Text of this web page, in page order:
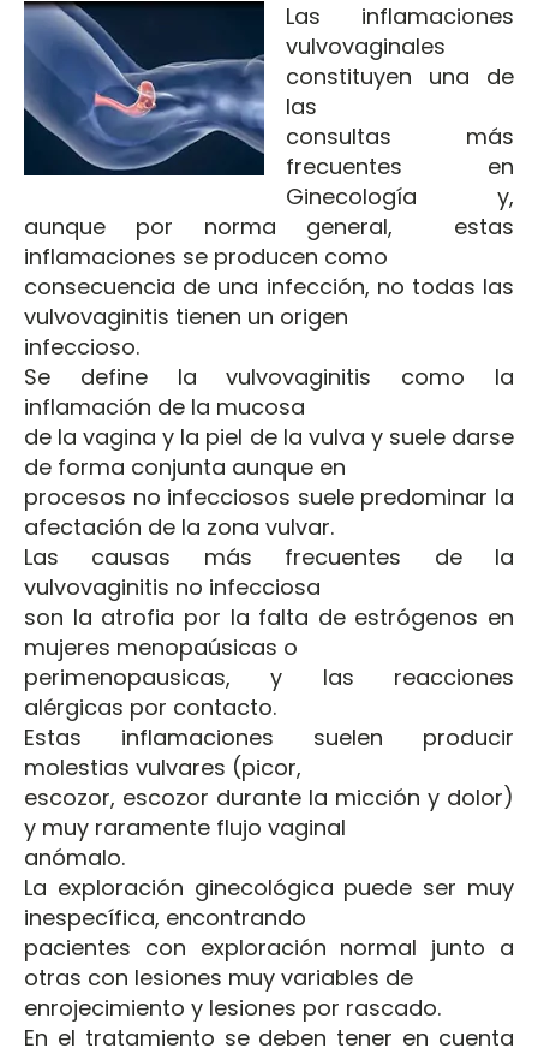
Las inflamaciones
vulvovaginales
constituyen una de
las
consultas más
frecuentes en
Ginecología y,
aunque por norma general, estas
inflamaciones se producen como
consecuencia de una infección, no todas las
vulvovaginitis tienen un origen
infeccioso.
Se define la vulvovaginitis como la
inflamación de la mucosa
de la vagina y la piel de la vulva y suele darse
de forma conjunta aunque en
procesos no infecciosos suele predominar la
afectación de la zona vulvar.
Las causas más frecuentes de la
vulvovaginitis no infecciosa
son la atrofia por la falta de estrógenos en
mujeres menopaúsicas o
perimenopausicas, y las reacciones
alérgicas por contacto.
Estas inflamaciones suelen producir
molestias vulvares (picor,
escozor, escozor durante la micción y dolor)
y muy raramente flujo vaginal
anómalo.
La exploración ginecológica puede ser muy
inespecífica, encontrando
pacientes con exploración normal junto a
otras con lesiones muy variables de
enrojecimiento y lesiones por rascado.
En el tratamiento se deben tener en cuenta